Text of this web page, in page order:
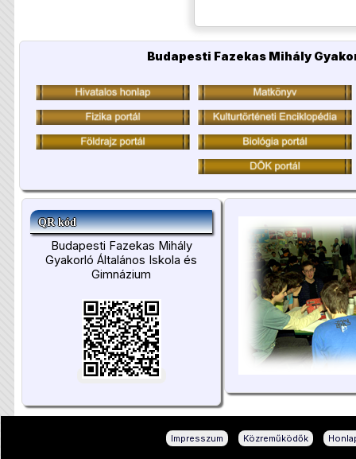
Budapesti Fazekas Mihály
QR kód
Budapesti Fazekas Mihály
Gyakorló Általános Iskola és
Gimnázium
Impresszum Közreműködők